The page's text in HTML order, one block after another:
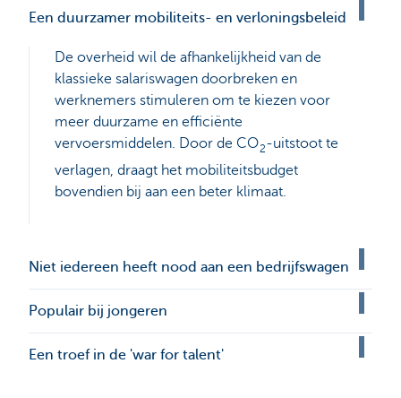
Een duurzamer mobiliteits- en verloningsbeleid
De overheid wil de afhankelijkheid van de
klassieke salariswagen doorbreken en
werknemers stimuleren om te kiezen voor
meer duurzame en efficiënte
vervoersmiddelen. Door de CO2-uitstoot te
verlagen, draagt het mobiliteitsbudget
bovendien bij aan een beter klimaat.
Niet iedereen heeft nood aan een bedrijfswagen
Populair bij jongeren
Een troef in de 'war for talent'